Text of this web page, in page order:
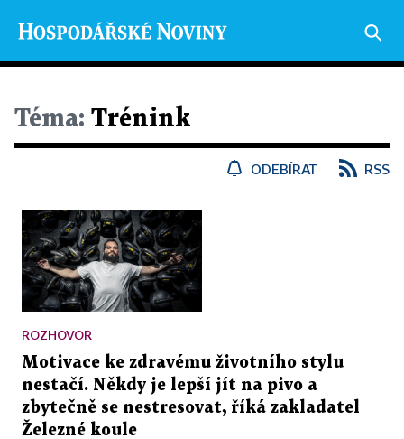
Téma: Trénink
ODEBÍRAT RSS
ROZHOVOR
Motivace ke zdravému životního stylu
nestačí. Někdy je lepší jít na pivo a
zbytečně se nestresovat, říká zakladatel
Železné koule